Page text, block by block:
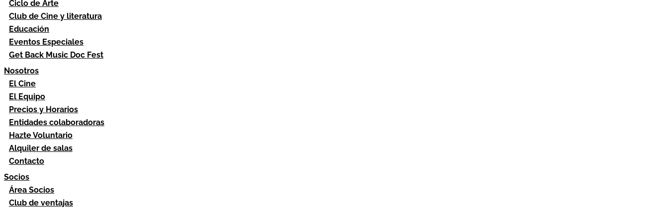
Ciclo de Arte
Club de Cine y literatura
Educación
Eventos Especiales
Get Back Music Doc Fest
Nosotros
El Cine
El Equipo
Precios y Horarios
Entidades colaboradoras
Hazte Voluntario
Alquiler de salas
Contacto
Socios
Área Socios
Club de ventajas